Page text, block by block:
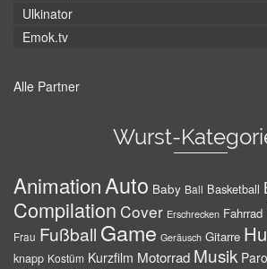
Ulkinator
Emok.tv
Alle Partner
Wurst-
AnimationAuto Baby Ball Basketball
Compilation Cover Erschrecken Fahrrad
Frau Fußball Game Geräusch Gitarre
knapp Kostüm Kurzfilm Motorrad Musik